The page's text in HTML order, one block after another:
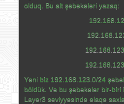
olduq. Bu alt şəbəkələri yazaq:
Yəni biz 192.168.123.0/24
böldük. Və bu şəbəkələr bir-biri
Layer3 səviyyəsində əlaqə